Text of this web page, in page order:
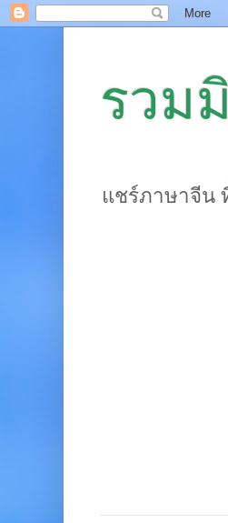
รวม
แชร์ภาษาจีน